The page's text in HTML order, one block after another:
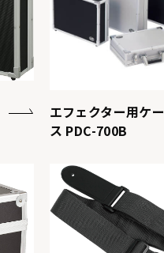
エフェクター用ケー
ス PDC-700B